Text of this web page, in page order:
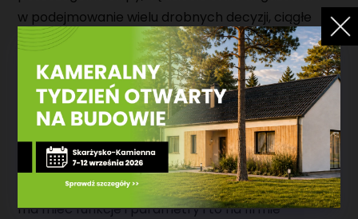
w podejmowanie wielu drobnych decyzji, ciągłe
weryfikowanie postępów i jakości wykonania
prac, zgrywanie ekip, które muszą pracować w
odpowiedniej kolejności, i których praca często
się zazębia, powodując rozmycie
odpowiedzialności.
W technologii domów prefabrykowanychna
początku ustalacie, jak ma dom wyglądać, jakie
ma mieć funkcje i parametry i to na firmie